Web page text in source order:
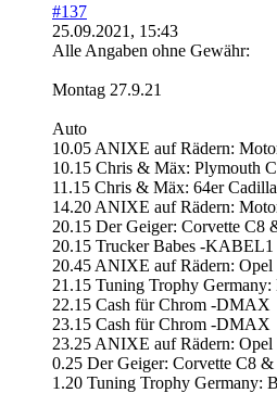
#137
25.09.2021, 15:43
Alle Angaben ohne Gewähr:
Montag 27.9.21
Auto
10.05 ANIXE auf Rädern:
10.15 Chris & Mäx: Plymouth
11.15 Chris & Mäx: 64er
14.20 ANIXE auf Rädern:
20.15 Der Geiger: Corvette C8
20.15 Trucker Babes -
20.45 ANIXE auf Rädern:
21.15 Tuning Trophy
22.15 Cash für Chrom -DMAX
23.15 Cash für Chrom -DMAX
23.25 ANIXE auf Rädern:
0.25 Der Geiger: Corvette C8
1.20 Tuning Trophy Germany: